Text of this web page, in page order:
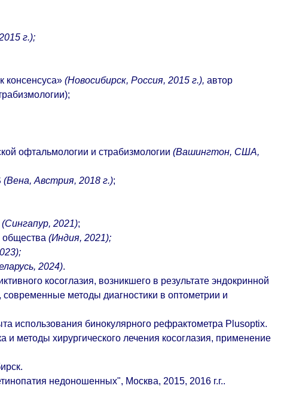
г.);
консенсуса» (Новосибирск, Россия, 2015 г.), автор
офтальмологии и страбизмологии (Вашингтон, США,
(Вена, Австрия, 2018 г.);
(Сингапур, 2021);
общества (Индия, 2021);
2024).
косоглазия, возникшего в результате эндокринной
методы диагностики в оптометрии и
использования бинокулярного рефрактометра Plusoptix.
и методы хирургического лечения косоглазия, применение
недоношенных", Москва, 2015, 2016 г.г..